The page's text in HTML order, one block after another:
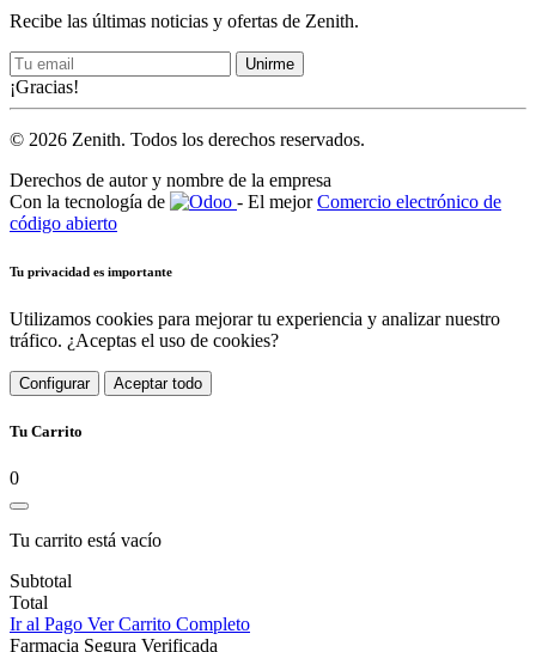
Recibe las últimas noticias y ofertas de Zenith.
Unirme
¡Gracias!
© 2026 Zenith. Todos los derechos reservados.
Derechos de autor y nombre de la empresa
Con la tecnología de
- El mejorComercio electrónico de
código abierto
Tu privacidad es importante
Utilizamos cookies para mejorar tu experiencia y analizar nuestro
tráfico. ¿Aceptas el uso de cookies?
Configurar Aceptar todo
Tu Carrito
0
Tu carrito está vacío
Subtotal
Total
Ir al Pago Ver Carrito Completo
Farmacia Segura Verificada